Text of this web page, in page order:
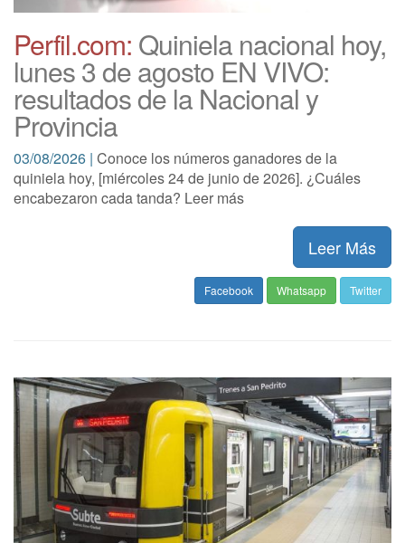
Perfil.com: Quiniela nacional hoy,
lunes 3 de agosto EN VIVO:
resultados de la Nacional y
Provincia
03/08/2026 | Conoce los números ganadores de la
quiniela hoy, [miércoles 24 de junio de 2026]. ¿Cuáles
encabezaron cada tanda? Leer más
Leer Más
Facebook Whatsapp Twitter